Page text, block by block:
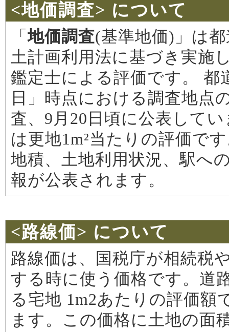
<地価調査> について
「地価調査(基準地価)」は
土計画利用法に基づき実施
鑑定士による評価です。 都
日」時点における調査地点
査、9月20日頃に公表して
は更地1m²当たりの評価で
地積、土地利用状況、駅へ
報が公表されます。
<路線価> について
路線価は、国税庁が相続税
する時に使う価格です。道
る宅地 1m2あたりの評価額
ます。この価格に土地の面